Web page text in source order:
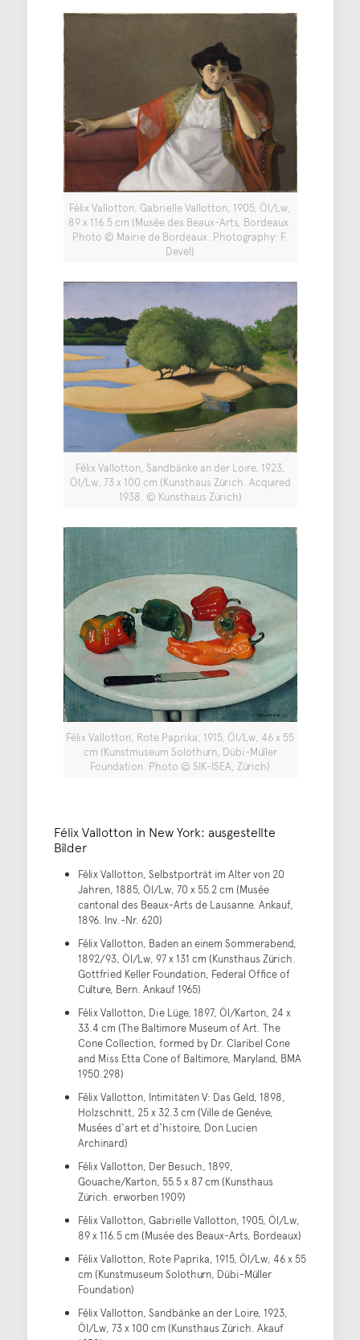
Félix Vallotton, Gabrielle Vallotton, 1905, Öl/Lw,
89 x 116.5 cm (Musée des Beaux-Arts, Bordeaux.
Photo © Mairie de Bordeaux. Photography: F.
Devel)
Félix Vallotton, Sandbänke an der Loire, 1923,
Öl/Lw, 73 x 100 cm (Kunsthaus Zürich. Acquired
1938. © Kunsthaus Zürich)
Félix Vallotton, Rote Paprika, 1915, Öl/Lw, 46 x 55
cm (Kunstmuseum Solothurn, Dübi-Müller
Foundation. Photo © SIK-ISEA, Zürich)
Félix Vallotton in New York: ausgestellte
Bilder
Félix Vallotton, Selbstporträt im Alter von 20
Jahren, 1885, Öl/Lw, 70 x 55.2 cm (Musée
cantonal des Beaux-Arts de Lausanne. Ankauf,
1896. Inv.-Nr. 620)
Félix Vallotton, Baden an einem Sommerabend,
1892/93, Öl/Lw, 97 x 131 cm (Kunsthaus Zürich.
Gottfried Keller Foundation, Federal Office of
Culture, Bern. Ankauf 1965)
Félix Vallotton, Die Lüge, 1897, Öl/Karton, 24 x
33.4 cm (The Baltimore Museum of Art. The
Cone Collection, formed by Dr. Claribel Cone
and Miss Etta Cone of Baltimore, Maryland, BMA
1950.298)
Félix Vallotton, Intimitäten V: Das Geld, 1898,
Holzschnitt, 25 x 32.3 cm (Ville de Genéve,
Musées d‘art et d‘histoire, Don Lucien
Archinard)
Félix Vallotton, Der Besuch, 1899,
Gouache/Karton, 55.5 x 87 cm (Kunsthaus
Zürich. erworben 1909)
Félix Vallotton, Gabrielle Vallotton, 1905, Öl/Lw,
89 x 116.5 cm (Musée des Beaux-Arts, Bordeaux)
Félix Vallotton, Rote Paprika, 1915, Öl/Lw, 46 x 55
cm (Kunstmuseum Solothurn, Dübi-Müller
Foundation)
Félix Vallotton, Sandbänke an der Loire, 1923,
Öl/Lw, 73 x 100 cm (Kunsthaus Zürich. Akauf